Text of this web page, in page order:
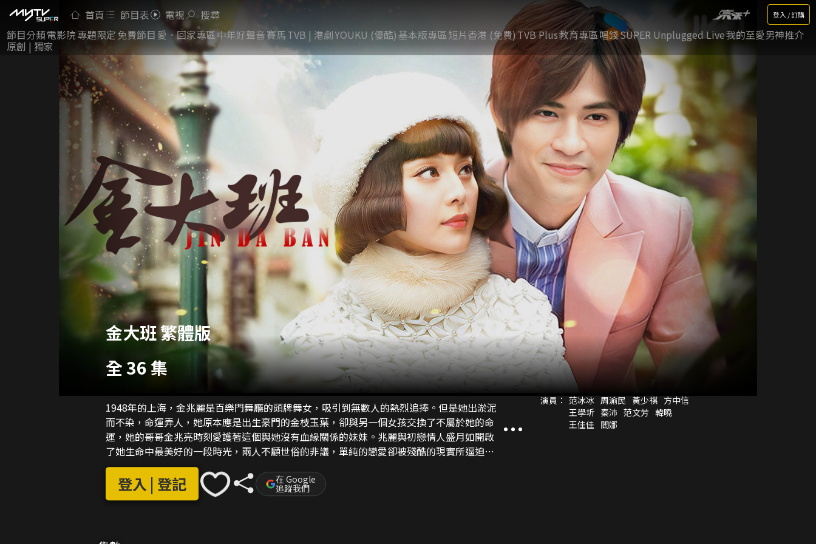
首頁 節目表 電視 搜尋 登入 / 訂購
節目分類電影院專題限定免費節目 愛．回家專區中年好聲音賽馬TVB | 港劇YOUKU (優酷)基本版專區短片香港 (免費)TVB Plus教育專區唱錢SUPER Unplugged Live我的至愛男神推介
原創 | 獨家
金大班 繁體版
全 36 集
1948年的上海，金兆麗是百樂門舞廳的頭牌舞女，吸引到無數人的熱烈追捧。但是她出淤泥
而不染，命運弄人，她原本應是出生豪門的金枝玉葉，卻與另一個女孩交換了不屬於她的命
運，她的哥哥金兆亮時刻愛護著這個與她沒有血緣關係的妹妹。兆麗與初戀情人盛月如開啟
了她生命中最美好的一段時光，兩人不顧世俗的非議，單純的戀愛卻被殘酷的現實所逼迫。
盛月如與兆麗努力地堅守著這份來之不易的真愛。最後為世事所逼，二人無奈分離，空留遺
恨長唏噓！世事變遷，金兆麗來到臺灣後在夜巴黎舞廳繼續著大班生涯。商人郭世宏一生愛
慕金兆麗，追隨她先後從大陸到臺灣，郭世宏為人更是謙謙君子，他將兆麗當成紅粉知己，
登入 | 登記 在 Google
追蹤我們
演員： 范冰冰 周渝民 黃少祺 方中信
王學圻 秦沛 范文芳 韓曉
王佳佳 閻娜